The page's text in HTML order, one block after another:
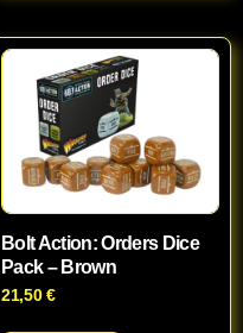
Bolt Action: Orders Dice
Pack – Brown
21,50€